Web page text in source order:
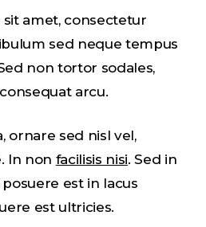
amet, consectetur
sed neque tempus
non tortor sodales,
arcu.
ornare sed nisl vel,
In non facilisis nisi. Sed in
est in lacus
est ultricies.